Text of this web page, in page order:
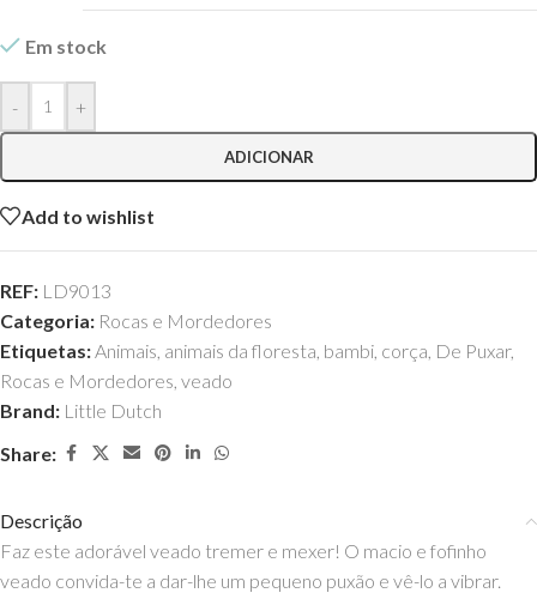
Em stock
- +
ADICIONAR
Add to wishlist
REF: LD9013
Categoria: Rocas e Mordedores
Etiquetas:Animais, animais da floresta, bambi, corça, De Puxar,
Rocas e Mordedores, veado
Brand: Little Dutch
Share:
Descrição
Faz este adorável veado tremer e mexer! O macio e fofinho
veado convida-te a dar-lhe um pequeno puxão e vê-lo a vibrar.